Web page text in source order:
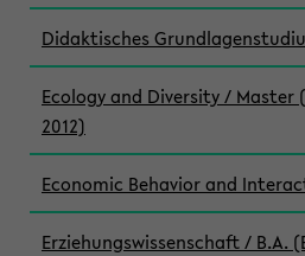
Didaktisches
Ecology and Diversity / Master
2012)
Economic Behavior and
Erziehungswissenschaft / B.A.